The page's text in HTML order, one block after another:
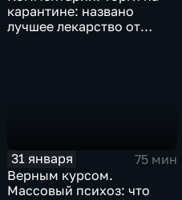
карантине: названо
лучшее лекарство от
31 января
75 мин
Верным курсом.
Массовый психоз: что